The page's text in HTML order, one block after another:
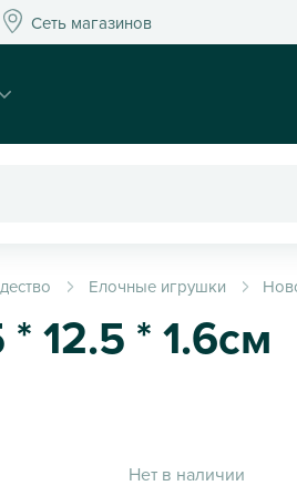
Сеть магазиновСеть магазинов
- Kaktus
Елочные игрушки
* 12.5 * 1.6см
Нет в наличии